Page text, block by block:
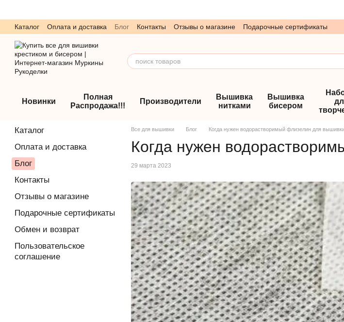
Каталог Оплата и доставка Блог Контакты Отзывы о магазине
Подарочные сертификаты
Обмен и возврат
Пользовательское соглашение
Новинки
Полная
Распродажа!!!
Производители
Вышивка
нитками
Вышивка
бисером
Все для вышивки Блог Когда нужен водорастворимый флизелин для
Когда нужен
29 марта 2023
Каталог
Оплата и доставка
Блог
Контакты
Отзывы о магазине
Подарочные сертификаты
Обмен и возврат
Пользовательское
соглашение